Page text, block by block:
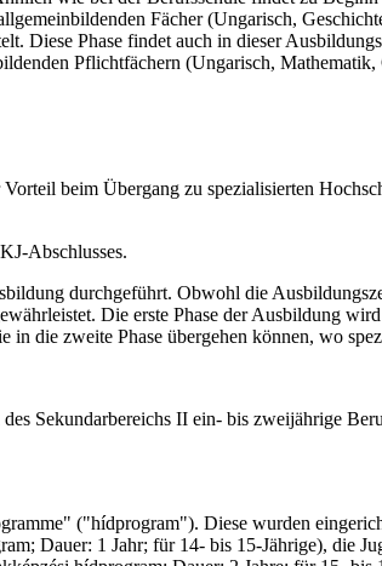
Fächer (Ungarisch,
Diese Phase findet auch in dieser
Pflichtfächern (Ungarisch,
beim Übergang zu spezialisierten
Abschlusses.
durchgeführt. Obwohl die
Die erste Phase der Ausbildung
in die zweite Phase übergehen können, wo
Sekundarbereichs II ein- bis zweijährige
("hídprogram"). Diese wurden
Dauer: 1 Jahr; für 14- bis 15-Jährige), die